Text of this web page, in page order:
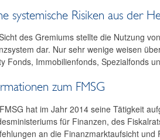
systemische Risiken aus der
des Gremiums stellte die Nutzung
dar. Nur sehr wenige weisen
Fonds, Immobilienfonds, Spezialfonds
zum FMSG
hat im Jahr 2014 seine Tätigkeit
für Finanzen, des
an die Finanzmarktaufsicht und